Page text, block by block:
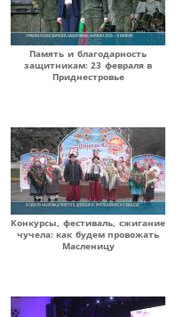
Память и благодарность
защитникам: 23 февраля в
Приднестровье
Конкурсы, фестиваль, сжигание
чучела: как будем провожать
Масленицу